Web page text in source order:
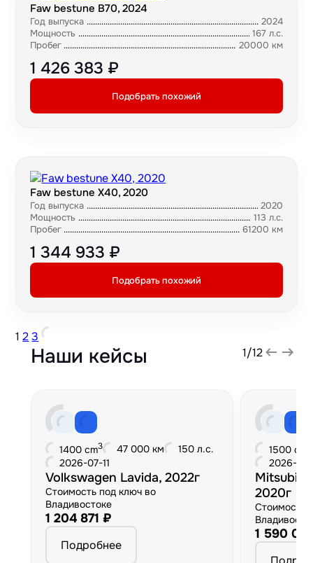
Faw bestune B70, 2024
Год выпуска
2024
Мощность
167 л.с.
Пробег
20000 км
1 426 383 ₽
Подобрать похожий
Faw bestune X40, 2020
Год выпуска
2020
Мощность
113 л.с.
Пробег
61200 км
1 344 933 ₽
Подобрать похожий
1 2 3
Наши кейсы 1/12
1400 cm3 47 000 км
150 л.с.
2026-07-11
Volkswagen Lavida, 2022г
Стоимость под ключ во
Владивостоке
1 204 871 ₽
Подробнее
1500 cm
2026-
2020г
Стоимость
1 590